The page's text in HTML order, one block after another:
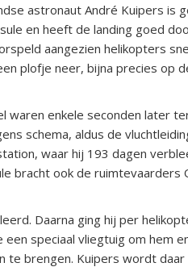
astronaut André Kuipers is
en heeft de landing goed
aangezien helikopters
plofje neer, bijna precies op
waren enkele seconden later
schema, aldus de
waar hij 193 dagen
bracht ook de ruimtevaarders
Daarna ging hij per
speciaal vliegtuig om hem
brengen. Kuipers wordt daar